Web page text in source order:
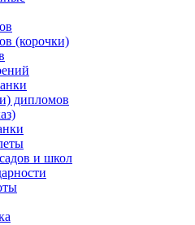
(корочки)
дипломов
и школ